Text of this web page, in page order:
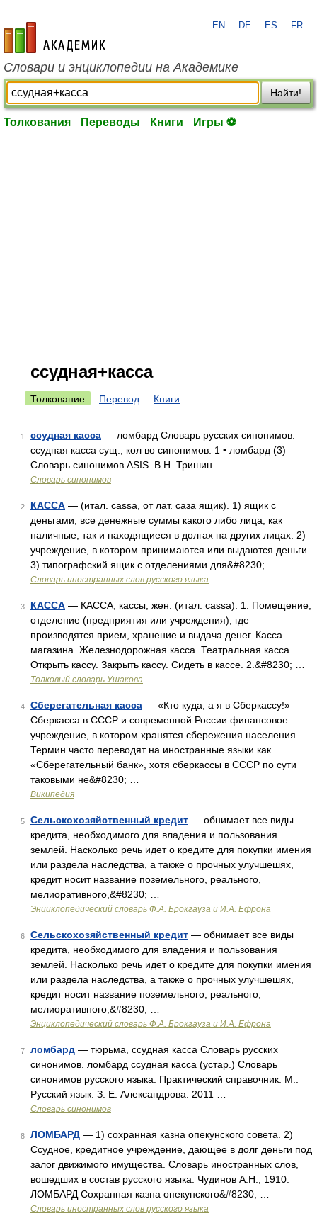
academic.ru
EN DE ES FR
Словари и энциклопедии на Академике
Найти!
Толкования Переводы Книги Игры ⚽
ссудная+касса
Толкование Перевод Книги
1 ссудная касса — ломбард Словарь русских синонимов.
ссудная касса сущ., кол во синонимов: 1 • ломбард (3)
Словарь синонимов ASIS. В.Н. Тришин …
Словарь синонимов
2 КАССА — (итал. cassa, от лат. саза ящик). 1) ящик с
деньгами; все денежные суммы какого либо лица, как
наличные, так и находящиеся в долгах на других лицах. 2)
учреждение, в котором принимаются или выдаются деньги.
3) типографский ящик с отделениями для&#8230; …
Словарь иностранных слов русского языка
3 КАССА — КАССА, кассы, жен. (итал. cassa). 1. Помещение,
отделение (предприятия или учреждения), где
производятся прием, хранение и выдача денег. Касса
магазина. Железнодорожная касса. Театральная касса.
Открыть кассу. Закрыть кассу. Сидеть в кассе. 2.&#8230; …
Толковый словарь Ушакова
4 Сберегательная касса — «Кто куда, а я в Сберкассу!»
Сберкасса в СССР и современной России финансовое
учреждение, в котором хранятся сбережения населения.
Термин часто переводят на иностранные языки как
«Сберегательный банк», хотя сберкассы в СССР по сути
таковыми не&#8230; …
Википедия
5 Сельскохозяйственный кpедит — обнимает все виды
кредита, необходимого для владения и пользования
землей. Насколько речь идет о кредите для покупки имения
или раздела наследства, а также о прочных улучшешях,
кредит носит название поземельного, реального,
мелиоративного,&#8230; …
Энциклопедический словарь Ф.А. Брокгауза и И.А. Ефрона
6 Сельскохозяйственный кредит — обнимает все виды
кредита, необходимого для владения и пользования
землей. Насколько речь идет о кредите для покупки имения
или раздела наследства, а также о прочных улучшешях,
кредит носит название поземельного, реального,
мелиоративного,&#8230; …
Энциклопедический словарь Ф.А. Брокгауза и И.А. Ефрона
7 ломбард — тюрьма, ссудная касса Словарь русских
синонимов. ломбард ссудная касса (устар.) Словарь
синонимов русского языка. Практический справочник. М.:
Русский язык. З. Е. Александрова. 2011 …
Словарь синонимов
8 ЛОМБАРД — 1) сохранная казна опекунского совета. 2)
Ссудное, кредитное учреждение, дающее в долг деньги под
залог движимого имущества. Словарь иностранных слов,
вошедших в состав русского языка. Чудинов А.Н., 1910.
ЛОМБАРД Сохранная казна опекунского&#8230; …
Словарь иностранных слов русского языка